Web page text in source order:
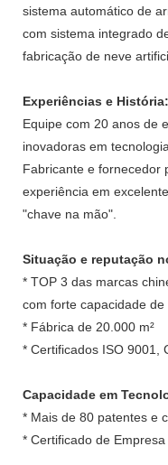
sistema automático de
com sistema integrado
fabricação de neve
Experiências e História:
Equipe com 20 anos de
inovadoras em
Fabricante e fornecedor
experiência em
"chave na mão".
Situação e reputação
* TOP 3 das marcas
com forte capacidade de
* Fábrica de 20.000 m²
* Certificados ISO 9001,
Capacidade em
* Mais de 80 patentes e
* Certificado de